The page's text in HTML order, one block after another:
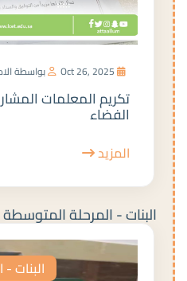
بواسطة
تكريم المعلمات
الفضاء
المزيد
البنات - المرحلة المتوسطة
البنات